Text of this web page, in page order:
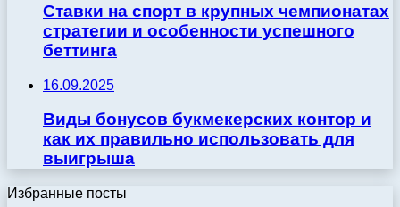
Ставки на спорт в крупных чемпионатах
стратегии и особенности успешного
беттинга
16.09.2025
Виды бонусов букмекерских контор и
как их правильно использовать для
выигрыша
Избранные посты